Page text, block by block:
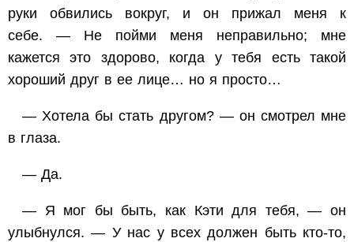
руки обвились вокруг, и он прижал меня к
себе. — Не пойми меня неправильно; мне
кажется это здорово, когда у тебя есть такой
хороший друг в ее лице… но я просто…
— Хотела бы стать другом? — он смотрел мне
в глаза.
— Да.
— Я мог бы быть, как Кэти для тебя, — он
улыбнулся. — У нас у всех должен быть кто-то,